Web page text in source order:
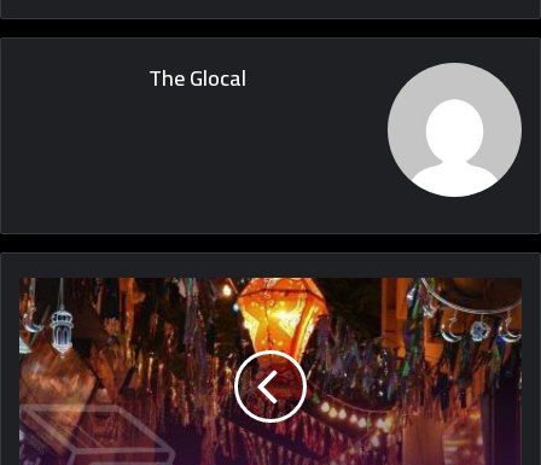
The Glocal